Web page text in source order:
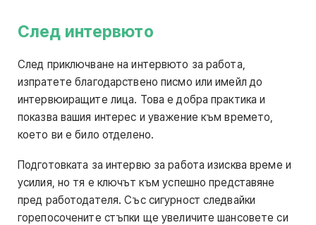
След интервюто
След приключване на интервюто за работа,
изпратете благодарствено писмо или имейл до
интервюиращите лица. Това е добра практика и
показва вашия интерес и уважение към времето,
което ви е било отделено.
Подготовката за интервю за работа изисква време и
усилия, но тя е ключът към успешно представяне
пред работодателя. Със сигурност следвайки
горепосочените стъпки ще увеличите шансовете си